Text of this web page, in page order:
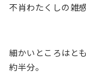
不肖わたくしの雑
細かいところはと
約半分。